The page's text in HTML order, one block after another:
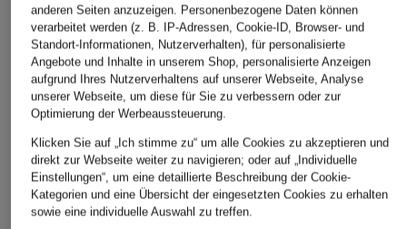
CHANEL
BLEU DE CHANEL
CHANEL
BLEU DE CHANEL
CHANEL
anderen Seiten anzuzeigen. Personenbezogene Daten können
verarbeitet werden (z. B. IP-Adressen, Cookie-ID, Browser- und
Standort-Informationen, Nutzerverhalten), für personalisierte
Angebote und Inhalte in unserem Shop, personalisierte Anzeigen
aufgrund Ihres Nutzerverhaltens auf unserer Webseite, Analyse
unserer Webseite, um diese für Sie zu verbessern oder zur
Optimierung der Werbeaussteuerung.
Klicken Sie auf „Ich stimme zu“ um alle Cookies zu akzeptieren und
direkt zur Webseite weiter zu navigieren; oder auf „Individuelle
Einstellungen“, um eine detaillierte Beschreibung der Cookie-
Kategorien und eine Übersicht der eingesetzten Cookies zu erhalten
sowie eine individuelle Auswahl zu treffen.